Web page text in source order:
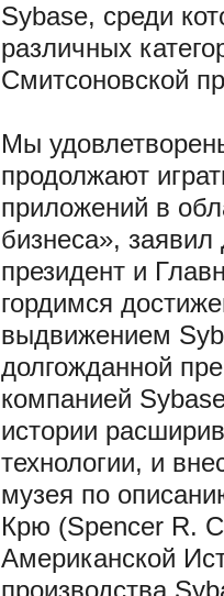
Sybase, среди
различных
Смитсоновской
Мы
продолжают
приложений в
бизнеса»,
президент и
гордимся
выдвижением
долгожданной
компанией
истории
технологии, и
музея по
Крю (Spencer R.
Американской